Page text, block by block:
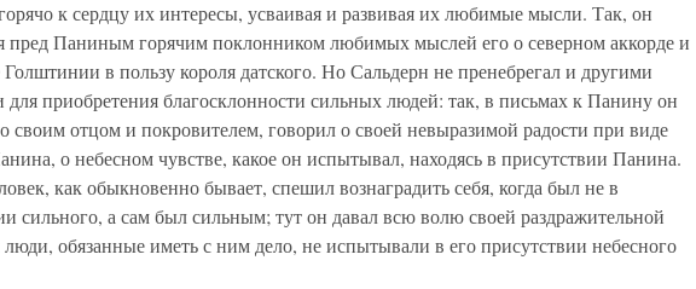
к сердцу их интересы, усваивая и развивая их любимые мысли. Так, он
пред Паниным горячим поклонником любимых мыслей его о северном аккорде и
Голштинии в пользу короля датского. Но Сальдерн не пренебрегал и другими
для приобретения благосклонности сильных людей: так, в письмах к Панину он
своим отцом и покровителем, говорил о своей невыразимой радости при виде
о небесном чувстве, какое он испытывал, находясь в присутствии Панина.
как обыкновенно бывает, спешил вознаградить себя, когда был не в
сильного, а сам был сильным; тут он давал всю волю своей раздражительной
обязанные иметь с ним дело, не испытывали в его присутствии небесного